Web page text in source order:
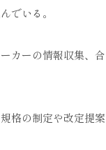
でいる。
カーの情報収集、合
格の制定や改定提案